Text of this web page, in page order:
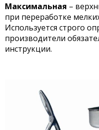
Максимальная –
при переработке
Используется строго
производители
инструкции.